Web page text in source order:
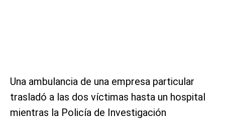
Una ambulancia de una empresa particular
trasladó a las dos víctimas hasta un hospital
mientras la Policía de Investigación